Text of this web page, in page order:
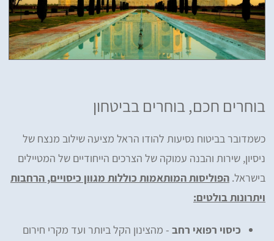
בוחרים חכם, בוחרים בביטחון
כשמדובר בביטוח נסיעות להודו הראל מציעה שילוב מנצח של
ניסיון, שירות והבנה עמוקה של הצרכים הייחודיים של המטיילים
בישראל. הפוליסות המותאמות כוללות מגוון כיסויים, הרחבות
ויתרונות בולטים:
כיסוי רפואי רחב - מהצינון הקל ביותר ועד מקרי חירום